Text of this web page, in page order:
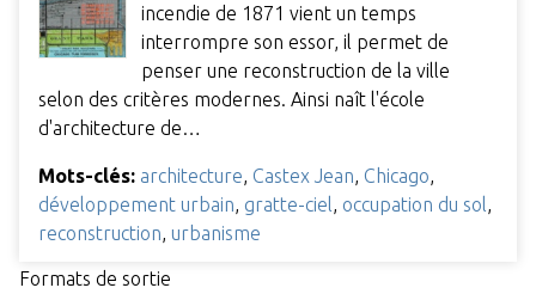
incendie de 1871 vient un temps
interrompre son essor, il permet de
penser une reconstruction de la ville
selon des critères modernes. Ainsi naît l'école
d'architecture de…
Mots-clés: architecture Castex Jean Chicago
développement urbain gratte-ciel occupation du sol
reconstruction urbanisme
Formats de sortie